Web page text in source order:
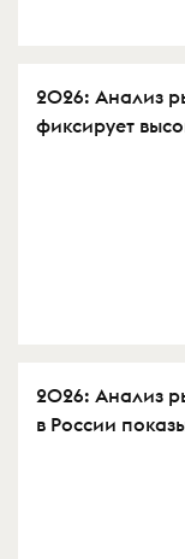
2026: Анализ
фиксирует
2026: Анализ
в России